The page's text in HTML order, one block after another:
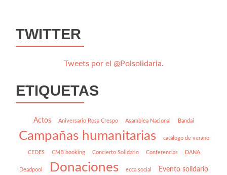
TWITTER
Tweets por el @Polsolidaria.
ETIQUETAS
Actos Aniversario Rosa Crespo Asamblea Nacional Bandai
Campañas humanitarias catálogo de verano
CEDES CMB booking Concierto Solidario Conferencias DANA
Deadpool Donaciones ecca social Evento solidario